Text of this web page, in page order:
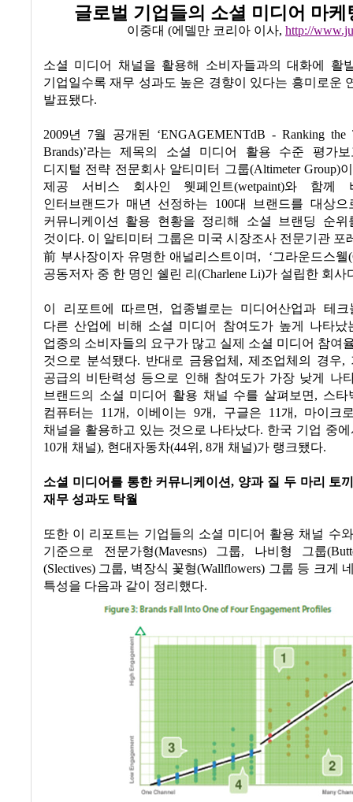
글로벌 기업들의 소셜 미디어 마케
이중대 (에델만 코리아 이사, http://
소셜 미디어 채널을 활용해 소비자들과의 대화에 활
기업일수록 재무 성과도 높은 경향이 있다는 흥미로운
발표됐다.
2009년 7월 공개된 ‘ENGAGEMENTdB - Ranking the
Brands)’라는 제목의 소셜 미디어 활용 수준 평가보
디지털 전략 전문회사 알티미터 그룹(Altimeter Group)
제공 서비스 회사인 웻페인트(wetpaint)와 함께
인터브랜드가 매년 선정하는 100대 브랜드를 대상
커뮤니케이션 활용 현황을 정리해 소셜 브랜딩 순
것이다. 이 알티미터 그룹은 미국 시장조사 전문기관 포
前 부사장이자 유명한 애널리스트이며 , ‘그라운드스웰
공동저자 중 한 명인 쉘린 리 (Charlene Li)가 설립한 회사
이 리포트에 따르면, 업종별로는 미디어산업과 테크
다른 산업에 비해 소셜 미디어 참여도가 높게 나타났
업종의 소비자들의 요구가 많고 실제 소셜 미디어 참여
것으로 분석됐다. 반대로 금융업체 , 제조업체의 경우,
공급의 비탄력성 등으로 인해 참여도가 가장 낮게 나
브랜드의 소셜 미디어 활용 채널 수를 살펴보면, 스
컴퓨터는 11개 , 이베이는9개 , 구글은 11개 , 마이크
채널을 활용하고 있는 것으로 나타났다. 한국 기업 중
10개 채널), 현대자동차(44위 , 8개 채널)가 랭크됐다.
소셜 미디어를 통한 커뮤니케이션, 양과 질 두 마리 토
재무 성과도 탁월
또한 이 리포트는 기업들의 소셜 미디어 활용 채널 수
기준으로 전문가형(Mavesns) 그룹, 나비형 그룹
(Slectives) 그룹, 벽장식 꽃형(Wallflowers) 그룹 등 크게
특성을 다음과 같이 정리했다.